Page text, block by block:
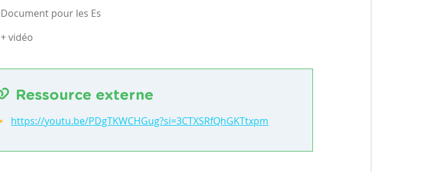
Document pour les Es
+ vidéo
Ressource externe
https://youtu.be/PDgTKWCHGug?si=3CTXSRfQhGKTtxpm